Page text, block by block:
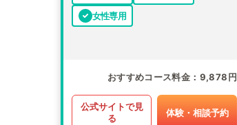
女性専用
おすすめコース料金 9,878円
公式サイトで見
る
体験・相談予約